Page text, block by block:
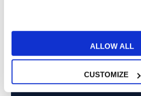
ALLOW ALL
CUSTOMIZE